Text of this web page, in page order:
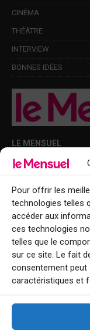
Pour offrir les
technologies telles
accéder aux
ces technologies
telles que le
sur ce site. Le fait
consentement
caractéristiques et
CINÉMA
THÉÂTRE
INTERVIEW
BONNES IDÉES
LE MENSUEL
Points de diffusion Var
Le Mensuel en PDF :
Qui sommes-nous ?
BFM Top Sorties
EVENT
Tourisme week-end :
Explorez nos bonnes
Contact